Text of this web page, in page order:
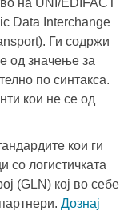
на UNI/EDIFACT
Data Interchange
Ги содржи
од значење за
по синтакса.
кои не се од
кои ги
со логистичката
(GLN) кој во себе
Дознај